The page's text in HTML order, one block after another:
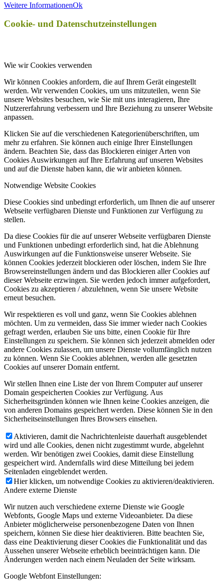
Weitere InformationenOk
Cookie- und Datenschutzeinstellungen
Wie wir Cookies verwenden
Wir können Cookies anfordern, die auf Ihrem Gerät eingestellt
werden. Wir verwenden Cookies, um uns mitzuteilen, wenn Sie
unsere Websites besuchen, wie Sie mit uns interagieren, Ihre
Nutzererfahrung verbessern und Ihre Beziehung zu unserer Website
anpassen.
Klicken Sie auf die verschiedenen Kategorienüberschriften, um
mehr zu erfahren. Sie können auch einige Ihrer Einstellungen
ändern. Beachten Sie, dass das Blockieren einiger Arten von
Cookies Auswirkungen auf Ihre Erfahrung auf unseren Websites
und auf die Dienste haben kann, die wir anbieten können.
Notwendige Website Cookies
Diese Cookies sind unbedingt erforderlich, um Ihnen die auf unserer
Webseite verfügbaren Dienste und Funktionen zur Verfügung zu
stellen.
Da diese Cookies für die auf unserer Webseite verfügbaren Dienste
und Funktionen unbedingt erforderlich sind, hat die Ablehnung
Auswirkungen auf die Funktionsweise unserer Webseite. Sie
können Cookies jederzeit blockieren oder löschen, indem Sie Ihre
Browsereinstellungen ändern und das Blockieren aller Cookies auf
dieser Webseite erzwingen. Sie werden jedoch immer aufgefordert,
Cookies zu akzeptieren / abzulehnen, wenn Sie unsere Website
erneut besuchen.
Wir respektieren es voll und ganz, wenn Sie Cookies ablehnen
möchten. Um zu vermeiden, dass Sie immer wieder nach Cookies
gefragt werden, erlauben Sie uns bitte, einen Cookie für Ihre
Einstellungen zu speichern. Sie können sich jederzeit abmelden oder
andere Cookies zulassen, um unsere Dienste vollumfänglich nutzen
zu können. Wenn Sie Cookies ablehnen, werden alle gesetzten
Cookies auf unserer Domain entfernt.
Wir stellen Ihnen eine Liste der von Ihrem Computer auf unserer
Domain gespeicherten Cookies zur Verfügung. Aus
Sicherheitsgründen können wie Ihnen keine Cookies anzeigen, die
von anderen Domains gespeichert werden. Diese können Sie in den
Sicherheitseinstellungen Ihres Browsers einsehen.
Aktivieren, damit die Nachrichtenleiste dauerhaft ausgeblendet
wird und alle Cookies, denen nicht zugestimmt wurde, abgelehnt
werden. Wir benötigen zwei Cookies, damit diese Einstellung
gespeichert wird. Andernfalls wird diese Mitteilung bei jedem
Seitenladen eingeblendet werden.
Hier klicken, um notwendige Cookies zu aktivieren/deaktivieren.
Andere externe Dienste
Wir nutzen auch verschiedene externe Dienste wie Google
Webfonts, Google Maps und externe Videoanbieter. Da diese
Anbieter möglicherweise personenbezogene Daten von Ihnen
speichern, können Sie diese hier deaktivieren. Bitte beachten Sie,
dass eine Deaktivierung dieser Cookies die Funktionalität und das
Aussehen unserer Webseite erheblich beeinträchtigen kann. Die
Änderungen werden nach einem Neuladen der Seite wirksam.
Google Webfont Einstellungen: